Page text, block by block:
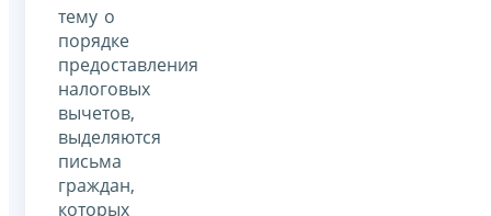
тему о
порядке
предоставления
налоговых
вычетов,
выделяются
письма
граждан,
которых